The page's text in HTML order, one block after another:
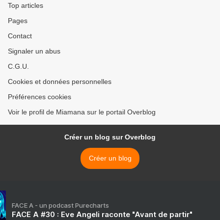
Top articles
Pages
Contact
Signaler un abus
C.G.U.
Cookies et données personnelles
Préférences cookies
Voir le profil de Miamana sur le portail Overblog
Créer un blog sur Overblog
Créer un blog
FACE A - un podcast Purecharts
FACE A #30 : Eve Angeli raconte "Avant de partir"